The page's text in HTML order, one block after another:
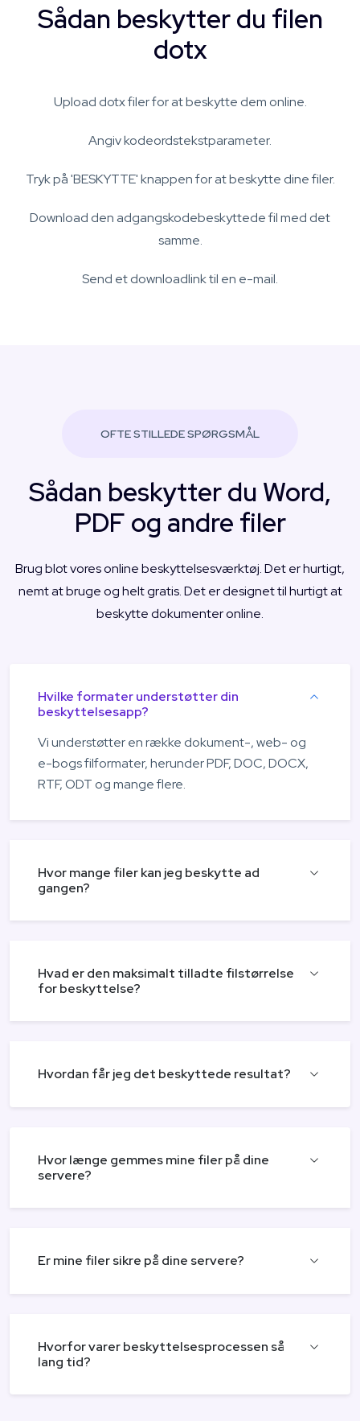
Sådan beskytter du filen
dotx
Upload dotx filer for at beskytte dem online.
Angiv kodeordstekstparameter.
Tryk på 'BESKYTTE' knappen for at beskytte dine filer.
Download den adgangskodebeskyttede fil med det
samme.
Send et downloadlink til en e-mail.
OFTE STILLEDE SPØRGSMÅL
Sådan beskytter du Word,
PDF og andre filer
Brug blot vores online beskyttelsesværktøj. Det er hurtigt,
nemt at bruge og helt gratis. Det er designet til hurtigt at
beskytte dokumenter online.
Hvilke formater understøtter din
beskyttelsesapp?
Vi understøtter en række dokument-, web- og
e-bogs filformater, herunder PDF, DOC, DOCX,
RTF, ODT og mange flere.
Hvor mange filer kan jeg beskytte ad
gangen?
Hvad er den maksimalt tilladte filstørrelse
for beskyttelse?
Hvordan får jeg det beskyttede resultat?
Hvor længe gemmes mine filer på dine
servere?
Er mine filer sikre på dine servere?
Hvorfor varer beskyttelsesprocessen så
lang tid?